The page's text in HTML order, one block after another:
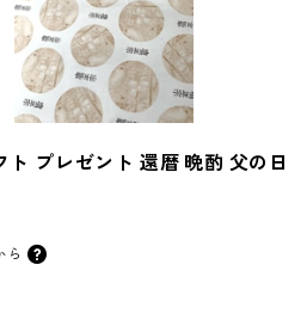
プレゼント 還暦 晩酌 父の日
ら